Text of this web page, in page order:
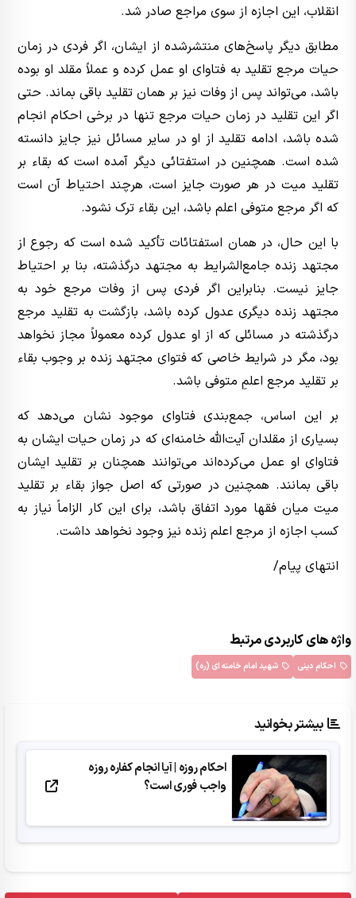
انقلاب، این اجازه از سوی مراجع صادر شد.
مطابق دیگر پاسخ‌های منتشرشده از ایشان، اگر فردی در زمان
حیات مرجع تقلید به فتاوای او عمل کرده و عملاً مقلد او بوده
باشد، می‌تواند پس از وفات نیز بر همان تقلید باقی بماند. حتی
اگر این تقلید در زمان حیات مرجع تنها در برخی احکام انجام
شده باشد، ادامه تقلید از او در سایر مسائل نیز جایز دانسته
شده است. همچنین در استفتائی دیگر آمده است که بقاء بر
تقلید میت در هر صورت جایز است، هرچند احتیاط آن است
که اگر مرجع متوفی اعلم باشد، این بقاء ترک نشود.
با این حال، در همان استفتائات تأکید شده است که رجوع از
مجتهد زنده جامع‌الشرایط به مجتهد درگذشته، بنا بر احتیاط
جایز نیست. بنابراین اگر فردی پس از وفات مرجع خود به
مجتهد زنده دیگری عدول کرده باشد، بازگشت به تقلید مرجع
درگذشته در مسائلی که از او عدول کرده معمولاً مجاز نخواهد
بود، مگر در شرایط خاصی که فتوای مجتهد زنده بر وجوب بقاء
بر تقلید مرجع اعلمِ متوفی باشد.
بر این اساس، جمع‌بندی فتاوای موجود نشان می‌دهد که
بسیاری از مقلدان آیت‌الله خامنه‌ای که در زمان حیات ایشان به
فتاوای او عمل می‌کرده‌اند می‌توانند همچنان بر تقلید ایشان
باقی بمانند. همچنین در صورتی که اصل جواز بقاء بر تقلید
میت میان فقها مورد اتفاق باشد، برای این کار الزاماً نیاز به
کسب اجازه از مرجع اعلم زنده نیز وجود نخواهد داشت.
انتهای پیام/
واژه های کاربردی مرتبط
احکام دینی شهید امام خامنه ای (ره)
بیشتر بخوانید
احکام روزه | آیا انجام کفاره روزه
واجب فوری است؟